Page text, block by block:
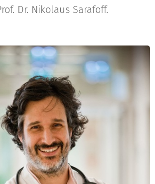
Dr. Nikolaus Sarafoff.